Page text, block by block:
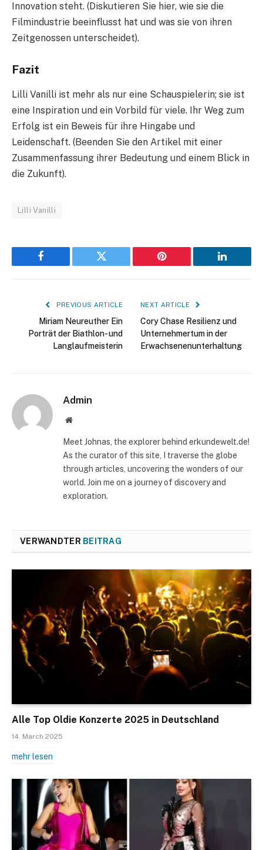
Innovation steht. (Diskutieren Sie hier, wie sie die
Filmindustrie beeinflusst hat und was sie von ihren
Zeitgenossen unterscheidet).
Fazit
Lilli Vanilli ist mehr als nur eine Schauspielerin; sie ist
eine Inspiration und ein Vorbild für viele. Ihr Weg zum
Erfolg ist ein Beweis für ihre Hingabe und
Leidenschaft. (Beenden Sie den Artikel mit einer
Zusammenfassung ihrer Bedeutung und einem Blick in
die Zukunft).
Lilli Vanilli
Facebook Twitter Pinterest LinkedIn
PREVIOUS ARTICLE
Miriam Neureuther Ein
Porträt der Biathlon- und
Langlaufmeisterin
NEXT ARTICLE
Cory Chase Resilienz und
Unternehmertum in der
Erwachsenenunterhaltung
Admin
Website
Meet Johnas, the explorer behind erkundewelt.de!
As the curator of this site, I traverse the globe
through articles, uncovering the wonders of our
world. Join me on a journey of discovery and
exploration.
VERWANDTER BEITRAG
Alle Top Oldie Konzerte 2025 in Deutschland
14. March 2025
mehr lesen